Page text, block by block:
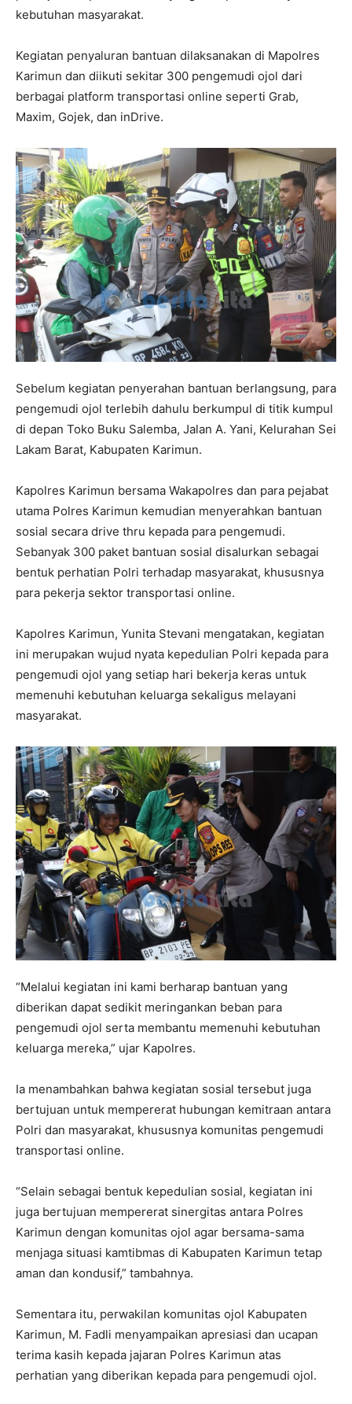
kebutuhan masyarakat.
Kegiatan penyaluran bantuan dilaksanakan di Mapolres
Karimun dan diikuti sekitar 300 pengemudi ojol dari
berbagai platform transportasi online seperti Grab,
Maxim, Gojek, dan inDrive.
Sebelum kegiatan penyerahan bantuan berlangsung, para
pengemudi ojol terlebih dahulu berkumpul di titik kumpul
di depan Toko Buku Salemba, Jalan A. Yani, Kelurahan Sei
Lakam Barat, Kabupaten Karimun.
Kapolres Karimun bersama Wakapolres dan para pejabat
utama Polres Karimun kemudian menyerahkan bantuan
sosial secara drive thru kepada para pengemudi.
Sebanyak 300 paket bantuan sosial disalurkan sebagai
bentuk perhatian Polri terhadap masyarakat, khususnya
para pekerja sektor transportasi online.
Kapolres Karimun, Yunita Stevani mengatakan, kegiatan
ini merupakan wujud nyata kepedulian Polri kepada para
pengemudi ojol yang setiap hari bekerja keras untuk
memenuhi kebutuhan keluarga sekaligus melayani
masyarakat.
“Melalui kegiatan ini kami berharap bantuan yang
diberikan dapat sedikit meringankan beban para
pengemudi ojol serta membantu memenuhi kebutuhan
keluarga mereka,” ujar Kapolres.
Ia menambahkan bahwa kegiatan sosial tersebut juga
bertujuan untuk mempererat hubungan kemitraan antara
Polri dan masyarakat, khususnya komunitas pengemudi
transportasi online.
“Selain sebagai bentuk kepedulian sosial, kegiatan ini
juga bertujuan mempererat sinergitas antara Polres
Karimun dengan komunitas ojol agar bersama-sama
menjaga situasi kamtibmas di Kabupaten Karimun tetap
aman dan kondusif,” tambahnya.
Sementara itu, perwakilan komunitas ojol Kabupaten
Karimun, M. Fadli menyampaikan apresiasi dan ucapan
terima kasih kepada jajaran Polres Karimun atas
perhatian yang diberikan kepada para pengemudi ojol.